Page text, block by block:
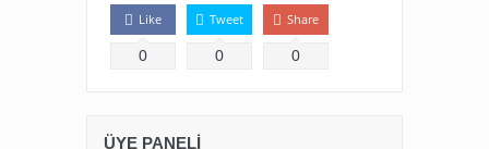
Like
0
Tweet
0
Share
0
ÜYE PANELI